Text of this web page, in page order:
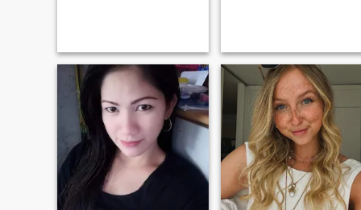
warm conversation, in a look,
in a c
find a man, who can
appreciat